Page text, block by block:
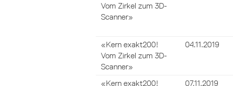
Vom Zirkel zum 3D-
Scanner»
«Kern exakt200!
Vom Zirkel zum 3D-
Scanner»
04.11.2019
«Kern exakt200!
07.11.2019